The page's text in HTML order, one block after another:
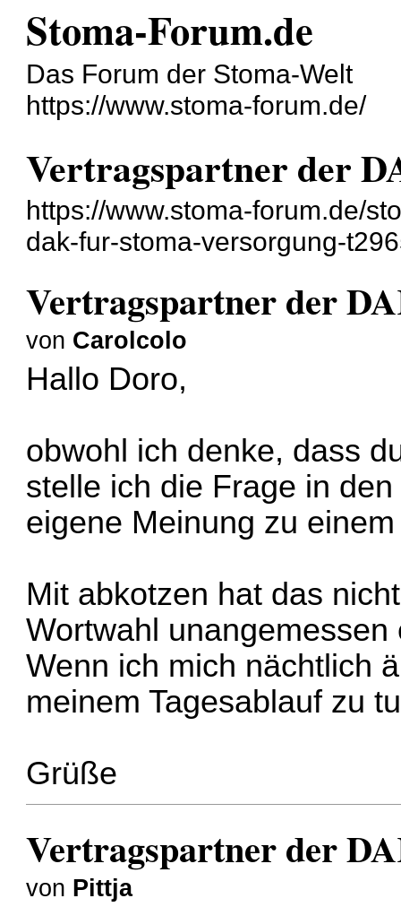
Stoma-Forum.de
Das Forum der Stoma-Welt
https://www.stoma-forum.de/
Vertragspartner der
https://www.stoma-forum.de/
dak-fur-stoma-versorgung-
Vertragspartner der
von Carolcolo
Hallo Doro,
obwohl ich denke, dass
stelle ich die Frage in
eigene Meinung zu
Mit abkotzen hat das
Wortwahl unangemessen
Wenn ich mich nächtlich
meinem Tagesablauf zu
Grüße
Vertragspartner der
von Pittja